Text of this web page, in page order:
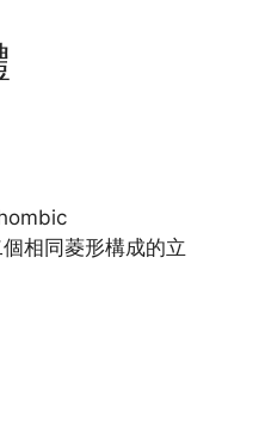
相同菱形構成的立